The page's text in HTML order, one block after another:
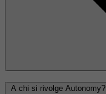
A chi si rivolge Autonomy?